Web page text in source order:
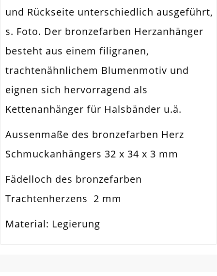
Innendurchmesser
Metall Legierung
und Rückseite unterschiedlich ausgeführt,
s. Foto. Der bronzefarben Herzanhänger
besteht aus einem filigranen,
trachtenähnlichem Blumenmotiv und
eignen sich hervorragend als
Kettenanhänger für Halsbänder u.ä.
Aussenmaße des bronzefarben Herz
Schmuckanhängers 32 x 34 x 3 mm
Fädelloch des bronzefarben
Trachtenherzens 2 mm
Material: Legierung